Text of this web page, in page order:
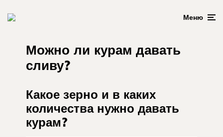
Меню
Можно ли курам давать
сливу?
Какое зерно и в каких
количества нужно давать
курам?